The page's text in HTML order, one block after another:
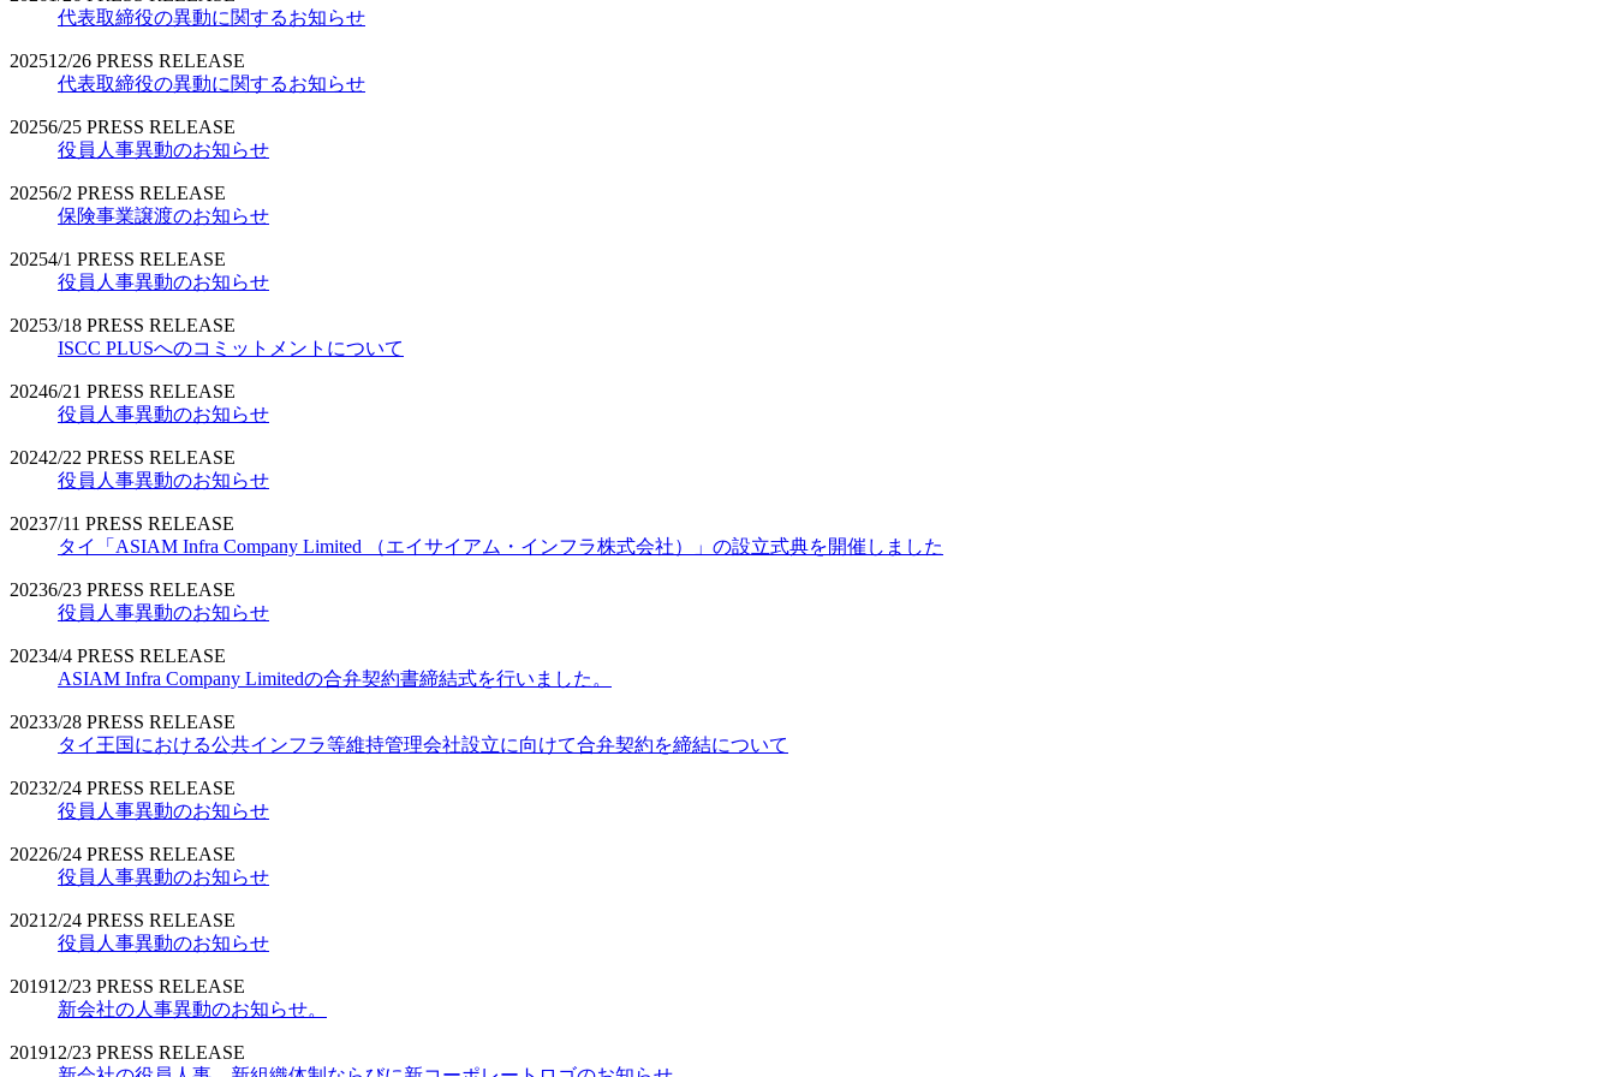
代表取締役の異動に関するお知らせ
202512/26 PRESS RELEASE
代表取締役の異動に関するお知らせ
20256/25 PRESS RELEASE
役員人事異動のお知らせ
20256/2 PRESS RELEASE
保険事業譲渡のお知らせ
20254/1 PRESS RELEASE
役員人事異動のお知らせ
20253/18 PRESS RELEASE
ISCC PLUSへのコミットメントについて
20246/21 PRESS RELEASE
役員人事異動のお知らせ
20242/22 PRESS RELEASE
役員人事異動のお知らせ
20237/11 PRESS RELEASE
タイ「ASIAM Infra Company Limited （エイサイアム・インフラ株式会社）」の設立式典を開催しました
20236/23 PRESS RELEASE
役員人事異動のお知らせ
20234/4 PRESS RELEASE
ASIAM Infra Company Limitedの合弁契約書締結式を行いました。
20233/28 PRESS RELEASE
タイ王国における公共インフラ等維持管理会社設立に向けて合弁契約を締結について
20232/24 PRESS RELEASE
役員人事異動のお知らせ
20226/24 PRESS RELEASE
役員人事異動のお知らせ
2021 2/24 PRESS RELEASE
役員人事異動のお知らせ
201912/23 PRESS RELEASE
新会社の人事異動のお知らせ。
201912/23 PRESS RELEASE